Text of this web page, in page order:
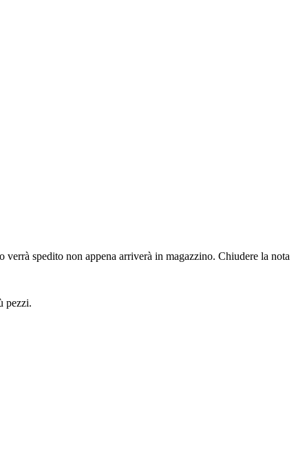
spedito non appena arriverà in magazzino. Chiudere la nota
pezzi.